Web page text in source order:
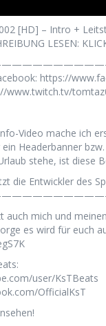
[HD] – Intro +
LESEN:
https://
www.twitch.tv/
Video mache ich
Headerbanner
stehe, ist diese
die Entwickler des
mich und
es wird für euch
user/KsTBeats
OfficialKsT